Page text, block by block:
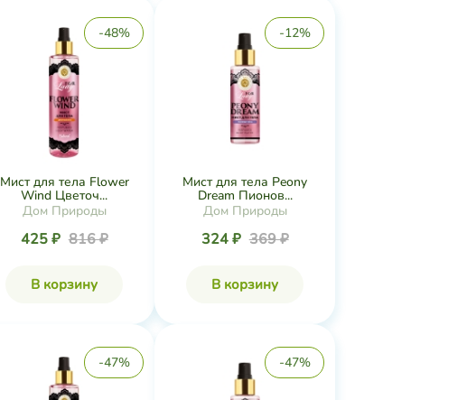
-48%
Мист для тела Flower
Wind Цветоч...
Дом Природы
425 ₽ 816 ₽
В корзину
-12%
Мист для тела Peony
Dream Пионов...
Дом Природы
324 ₽ 369 ₽
В корзину
-47% -47%